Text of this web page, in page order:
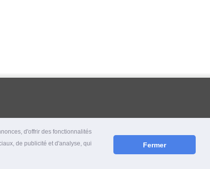
d'offrir des fonctionnalités
de publicité et d'analyse, qui
Fermer